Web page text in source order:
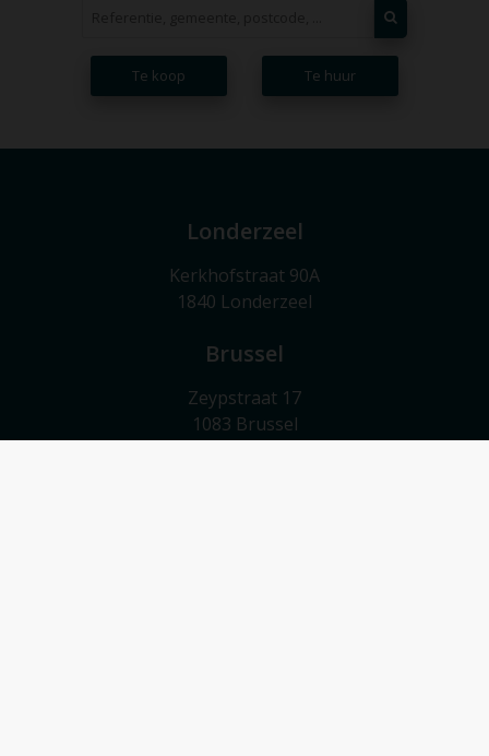
Te koop Te huur
Londerzeel
Kerkhofstraat 90A
1840 Londerzeel
Brussel
Zeypstraat 17
1083 Brussel